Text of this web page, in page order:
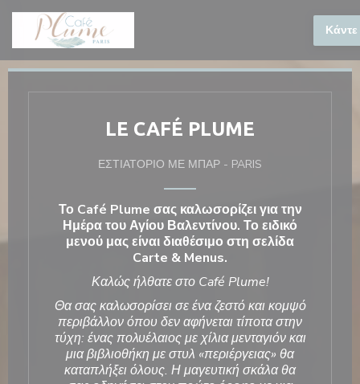
Πίνακας διαχείρισης "Μπισκότων" (Cookies)
LE CAFÉ PLUME
ΕΣΤΙΑΤΌΡΙΟ ΜΕ ΜΠΑΡ - PARIS
Το Café Plume σας καλωσορίζει για την
Ημέρα του Αγίου Βαλεντίνου. Το ειδικό
μενού μας είναι διαθέσιμο στη σελίδα
Carte & Menus.
Καλώς ήλθατε στο Café Plume!
Θα σας καλωσορίσει σε ένα ζεστό και κομψό
περιβάλλον όπου δεν αφήνεται τίποτα στην
τύχη: ένας πολυέλαιος με χίλια μενταγιόν και
μια βιβλιοθήκη με στυλ «περιέργειας» θα
καταπλήξει όλους. Η μαγευτική σκάλα θα